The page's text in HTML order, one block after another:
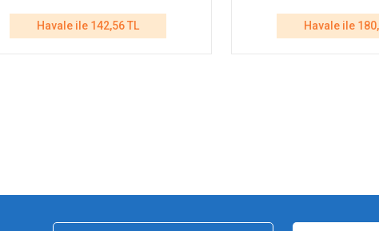
Havale ile 142,56 TL Havale ile